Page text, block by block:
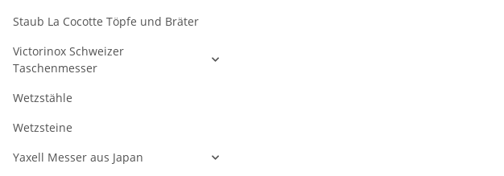
Staub La Cocotte Töpfe und Bräter
Victorinox Schweizer
Taschenmesser
Wetzstähle
Wetzsteine
Yaxell Messer aus Japan